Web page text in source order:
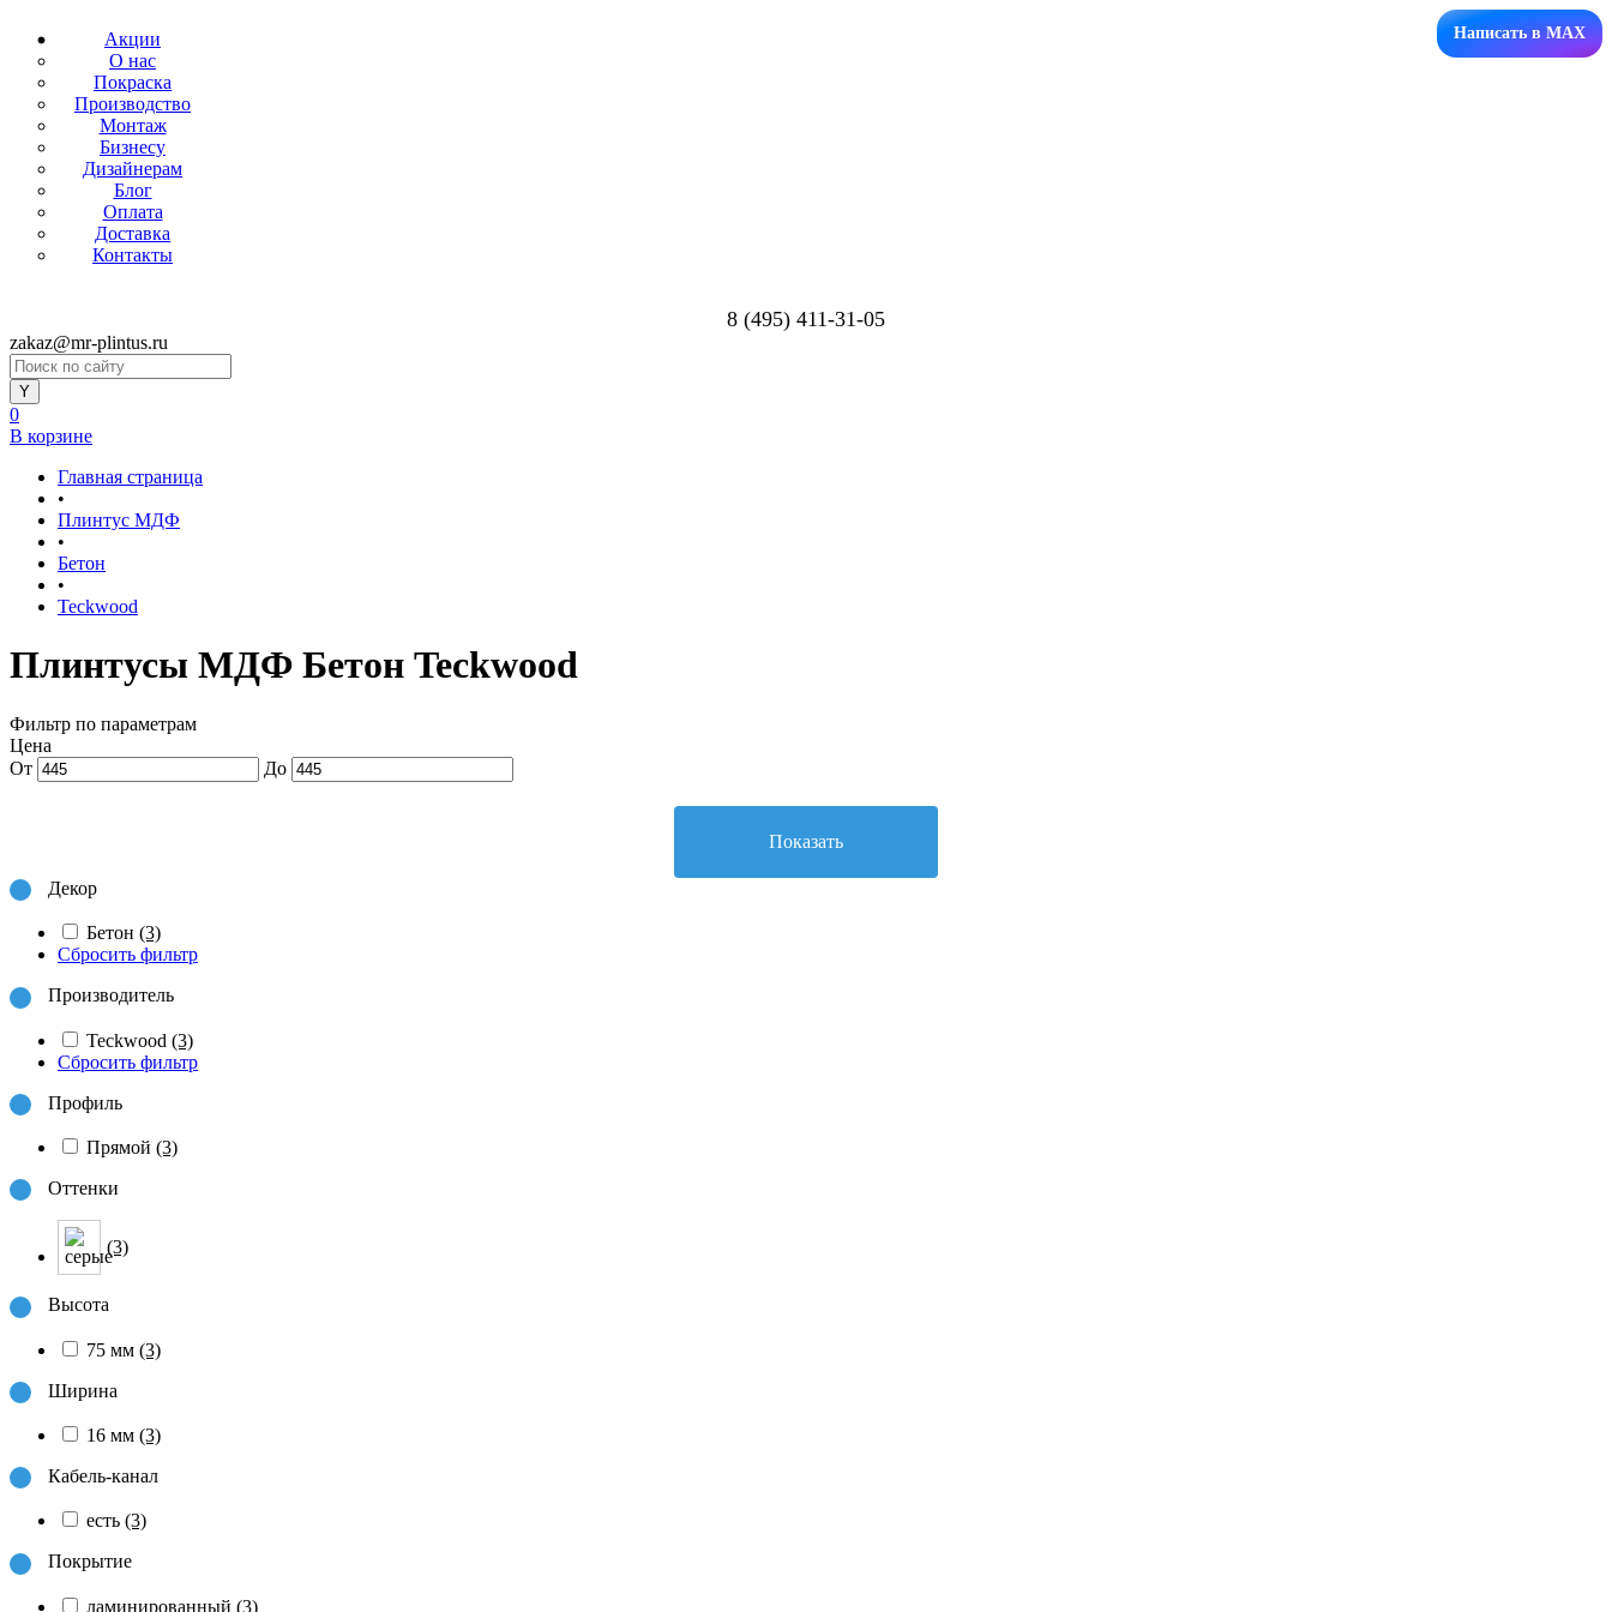
Акции
О нас
Покраска
Производство
Монтаж
Бизнесу
Дизайнерам
Блог
Оплата
Доставка
Контакты
Написать в MAX
8 (495) 411-31-05
zakaz@mr-plintus.ru
0
В корзине
Главная страница
•
Плинтус МДФ
•
Бетон
•
Teckwood
Плинтусы МДФ Бетон Teckwood
Фильтр по параметрам
Цена
От
До
Показать
Декор
Бетон (3)
Сбросить фильтр
Производитель
Teckwood (3)
Сбросить фильтр
Профиль
Прямой (3)
Оттенки
(3)
Высота
75 мм (3)
Ширина
16 мм (3)
Кабель-канал
есть (3)
Покрытие
ламинированный (3)